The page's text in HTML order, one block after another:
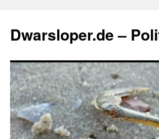
springen
Dwarsloper.de –